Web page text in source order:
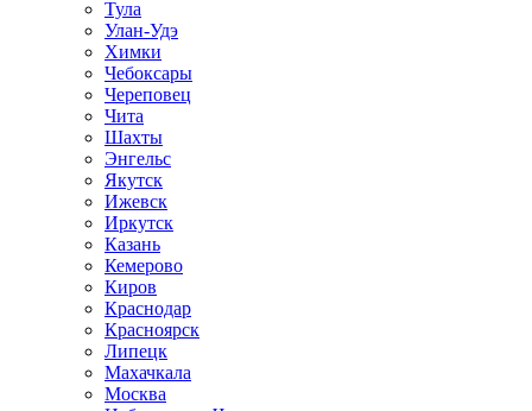
Тула
Улан-Удэ
Химки
Чебоксары
Череповец
Чита
Шахты
Энгельс
Якутск
Ижевск
Иркутск
Казань
Кемерово
Киров
Краснодар
Красноярск
Липецк
Махачкала
Москва